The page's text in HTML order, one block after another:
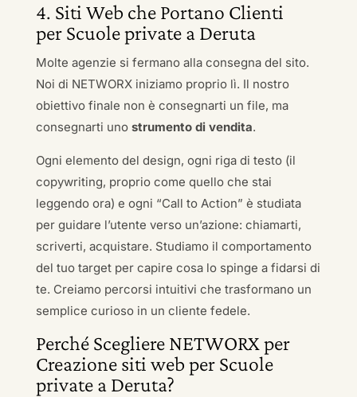
4. Siti Web che Portano Clienti
per Scuole private a Deruta
Molte agenzie si fermano alla consegna del sito.
Noi di NETWORX iniziamo proprio lì. Il nostro
obiettivo finale non è consegnarti un file, ma
consegnarti uno strumento di vendita.
Ogni elemento del design, ogni riga di testo (il
copywriting, proprio come quello che stai
leggendo ora) e ogni “Call to Action” è studiata
per guidare l’utente verso un’azione: chiamarti,
scriverti, acquistare. Studiamo il comportamento
del tuo target per capire cosa lo spinge a fidarsi di
te. Creiamo percorsi intuitivi che trasformano un
semplice curioso in un cliente fedele.
Perché Scegliere NETWORX per
Creazione siti web per Scuole
private a Deruta?